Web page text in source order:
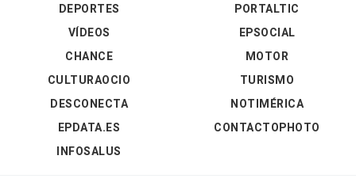
DEPORTES
VÍDEOS
PORTALTIC
EPSOCIAL
CHANCE
CULTURAOCIO
DESCONECTA
EPDATA.ES
INFOSALUS
MOTOR
TURISMO
NOTIMÉRICA
CONTACTOPHOTO